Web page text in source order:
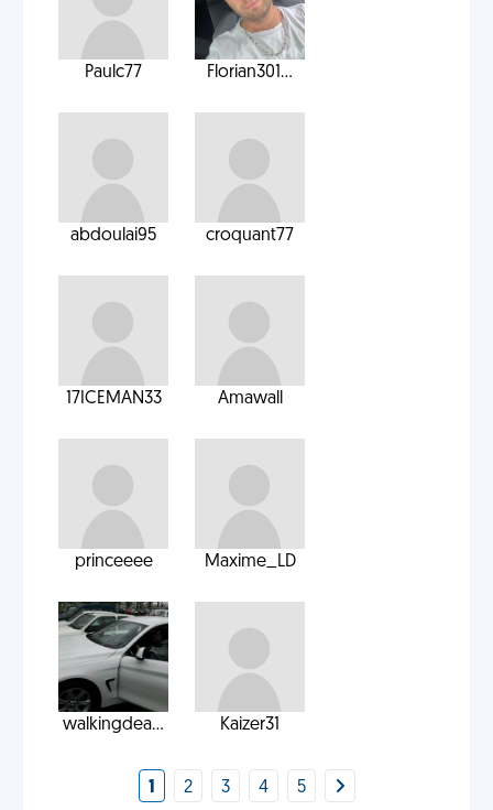
Paulc77 Florian301...
abdoulai95 croquant77
17ICEMAN33 Amawall
princeeee Maxime_LD
walkingdea... Kaizer31
1 2 3 4 5